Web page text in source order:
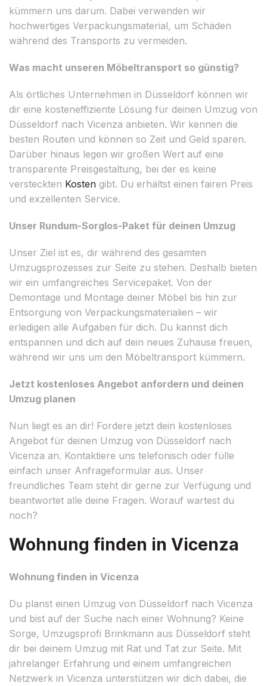
kümmern uns darum. Dabei verwenden wir
hochwertiges Verpackungsmaterial, um Schäden
während des Transports zu vermeiden.
Was macht unseren Möbeltransport so günstig?
Als örtliches Unternehmen in Düsseldorf können wir
dir eine kosteneffiziente Lösung für deinen Umzug von
Düsseldorf nach Vicenza anbieten. Wir kennen die
besten Routen und können so Zeit und Geld sparen.
Darüber hinaus legen wir großen Wert auf eine
transparente Preisgestaltung, bei der es keine
versteckten Kosten gibt. Du erhältst einen fairen Preis
und exzellenten Service.
Unser Rundum-Sorglos-Paket für deinen Umzug
Unser Ziel ist es, dir während des gesamten
Umzugsprozesses zur Seite zu stehen. Deshalb bieten
wir ein umfangreiches Servicepaket. Von der
Demontage und Montage deiner Möbel bis hin zur
Entsorgung von Verpackungsmaterialien – wir
erledigen alle Aufgaben für dich. Du kannst dich
entspannen und dich auf dein neues Zuhause freuen,
während wir uns um den Möbeltransport kümmern.
Jetzt kostenloses Angebot anfordern und deinen
Umzug planen
Nun liegt es an dir! Fordere jetzt dein kostenloses
Angebot für deinen Umzug von Düsseldorf nach
Vicenza an. Kontaktiere uns telefonisch oder fülle
einfach unser Anfrageformular aus. Unser
freundliches Team steht dir gerne zur Verfügung und
beantwortet alle deine Fragen. Worauf wartest du
noch?
Wohnung finden in Vicenza
Wohnung finden in Vicenza
Du planst einen Umzug von Düsseldorf nach Vicenza
und bist auf der Suche nach einer Wohnung? Keine
Sorge, Umzugsprofi Brinkmann aus Düsseldorf steht
dir bei deinem Umzug mit Rat und Tat zur Seite. Mit
jahrelanger Erfahrung und einem umfangreichen
Netzwerk in Vicenza unterstützen wir dich dabei, die